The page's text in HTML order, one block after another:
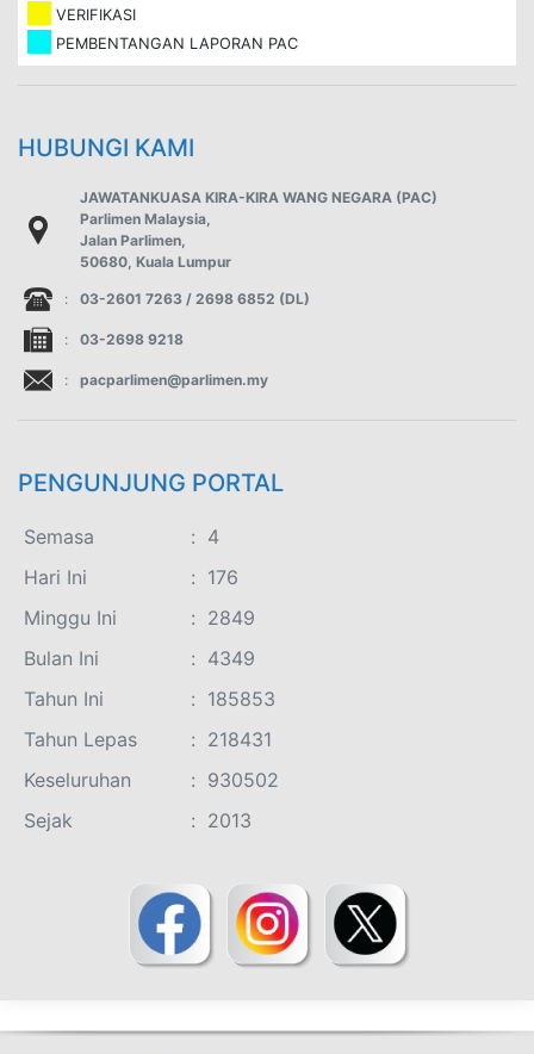
VERIFIKASI
PEMBENTANGAN LAPORAN PAC
HUBUNGI KAMI
JAWATANKUASA KIRA-KIRA WANG NEGARA (PAC)
Parlimen Malaysia,
Jalan Parlimen,
50680, Kuala Lumpur
: 03-2601 7263 / 2698 6852 (DL)
: 03-2698 9218
: pacparlimen@parlimen.my
PENGUNJUNG PORTAL
Semasa : 4
Hari Ini
: 176
Minggu Ini
: 2849
Bulan Ini
: 4349
Tahun Ini
: 185853
Tahun Lepas
: 218431
Keseluruhan
: 930502
Sejak
: 2013